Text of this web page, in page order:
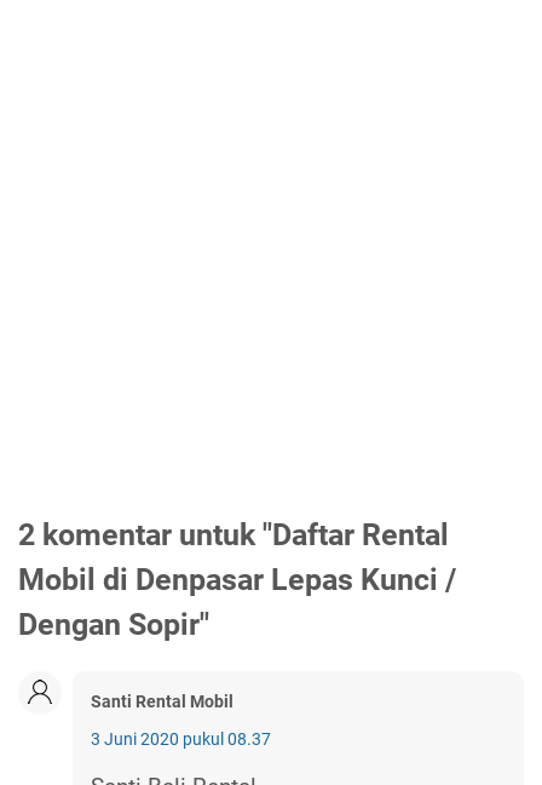
2 komentar untuk "Daftar Rental
Mobil di Denpasar Lepas Kunci /
Dengan Sopir"
Santi Rental Mobil
3 Juni 2020 pukul 08.37